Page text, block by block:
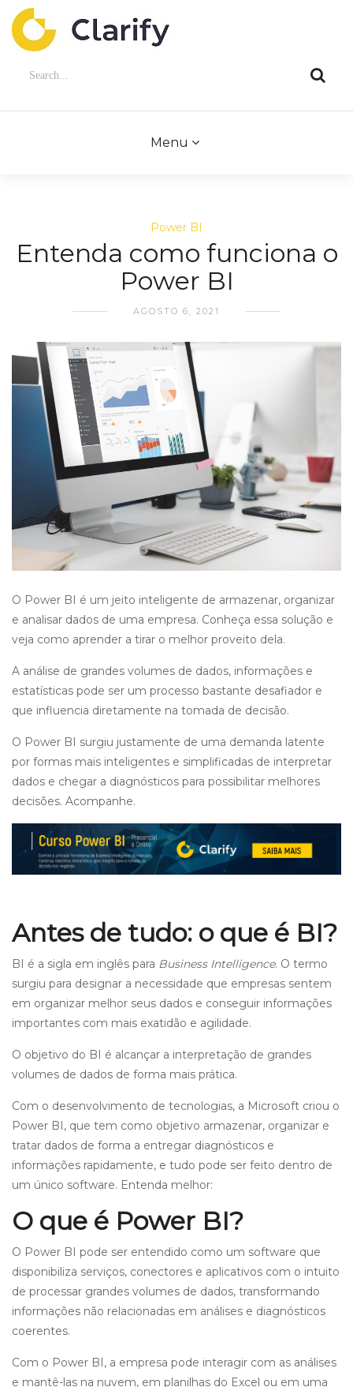
Menu
Power BI
Entenda como funciona o
Power BI
AGOSTO 6, 2021
O Power BI é um jeito inteligente de armazenar, organizar
e analisar dados de uma empresa. Conheça essa solução e
veja como aprender a tirar o melhor proveito dela.
A análise de grandes volumes de dados, informações e
estatísticas pode ser um processo bastante desafiador e
que influencia diretamente na tomada de decisão.
O Power BI surgiu justamente de uma demanda latente
por formas mais inteligentes e simplificadas de interpretar
dados e chegar a diagnósticos para possibilitar melhores
decisões. Acompanhe.
Antes de tudo: o que é BI?
BI é a sigla em inglês para Business Intelligence. O termo
surgiu para designar a necessidade que empresas sentem
em organizar melhor seus dados e conseguir informações
importantes com mais exatidão e agilidade.
O objetivo do BI é alcançar a interpretação de grandes
volumes de dados de forma mais prática.
Com o desenvolvimento de tecnologias, a Microsoft criou o
Power BI, que tem como objetivo armazenar, organizar e
tratar dados de forma a entregar diagnósticos e
informações rapidamente, e tudo pode ser feito dentro de
um único software. Entenda melhor:
O que é Power BI?
O Power BI pode ser entendido como um software que
disponibiliza serviços, conectores e aplicativos com o intuito
de processar grandes volumes de dados, transformando
informações não relacionadas em análises e diagnósticos
coerentes.
Com o Power BI, a empresa pode interagir com as análises
e mantê-las na nuvem, em planilhas do Excel ou em uma